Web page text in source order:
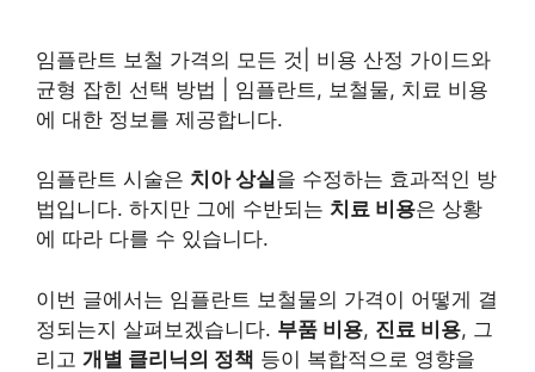
임플란트 보철 가격의 모든 것| 비용 산정 가이드와
균형 잡힌 선택 방법 | 임플란트 , 보철물, 치료 비용
에 대한 정보를 제공합니다.
임플란트 시술은 치아상실을 수정하는 효과적인 방
법입니다. 하지만 그에 수반되는 치료 비용은 상황
에 따라 다를 수 있습니다.
이번 글에서는 임플란트 보철물의 가격이 어떻게 결
정되는지 살펴보겠습니다. 부품 비용, 진료 비용, 그
리고 개별 클리닉의 정책 등이 복합적으로 영향을